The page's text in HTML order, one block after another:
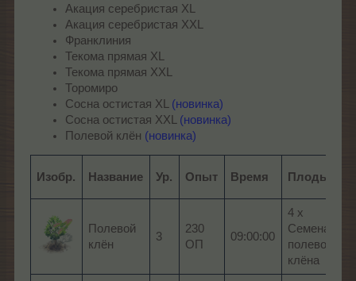
Акация серебристая XL
Акация серебристая XXL
Франклиния
Текома прямая XL
Текома прямая XXL
Торомиро
Сосна остистая XL (новинка)
Сосна остистая XXL (новинка)
Полевой клён (новинка)
Изобр. Название Ур. Опыт Время Плоды
Полевой
клён
3
230
ОП
09:00:00
4 x
Семена
полевого
клёна